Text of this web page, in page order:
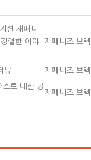
션 재패니
렬한 이야
재패니즈 브
뷰 재패니즈 브
스트 내한 공
재패니즈 브